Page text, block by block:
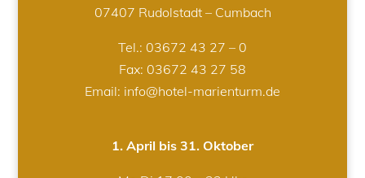
07407 Rudolstadt – Cumbach
Tel.: 03672 43 27 – 0
Fax: 03672 43 27 58
Email: info@hotel-marienturm.de
1. April bis 31. Oktober